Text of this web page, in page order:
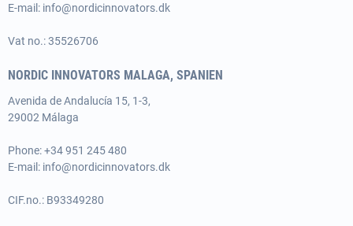
E-mail: info@nordicinnovators.dk
Vat no.: 35526706
NORDIC INNOVATORS MALAGA, SPANIEN
Avenida de Andalucía 15, 1-3,
29002 Málaga
Phone:+34 951 245 480
E-mail: info@nordicinnovators.dk
CIF.no.: B93349280